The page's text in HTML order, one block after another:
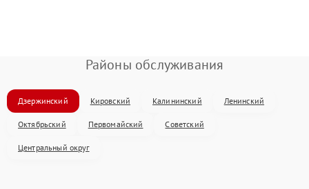
Районы обслуживания
Дзержинский Кировский Калининский Ленинский
Октябрьский Первомайский Советский
Центральный округ